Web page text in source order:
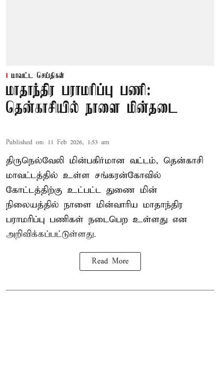
மாவட்ட செய்திகள்
மாதாந்திர பராமரிப்பு பணி:
தென்காசியில் நாளை மின்தடை
Published on: 11 Feb 2026, 1:53 am
திருநெல்வேலி மின்பகிர்மான வட்டம், தென்காசி
மாவட்டத்தில் உள்ள சங்கரன்கோவில்
கோட்டத்திற்கு உட்பட்ட துணை மின்
நிலையத்தில் நாளை மின்வாரிய மாதாந்திர
பராமரிப்பு பணிகள் நடைபெற உள்ளது என
அறிவிக்கப்பட்டுள்ளது.
Read More